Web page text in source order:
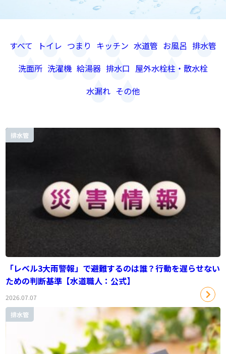
すべて トイレ つまり キッチン 水道管 お風呂 排水管
洗面所 洗濯機 給湯器 排水口 屋外水栓柱・散水栓
水漏れ その他
排水管
「レベル3大雨警報」で避難するのは誰？行動を遅らせない
ための判断基準【水道職人：公式】
2026.07.07
排水管